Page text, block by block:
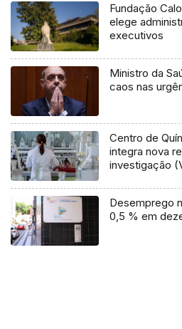
Fundação
elege
executivos
Ministro da
caos nas
Centro de
integra nova
investigação
Desemprego
0,5 % em